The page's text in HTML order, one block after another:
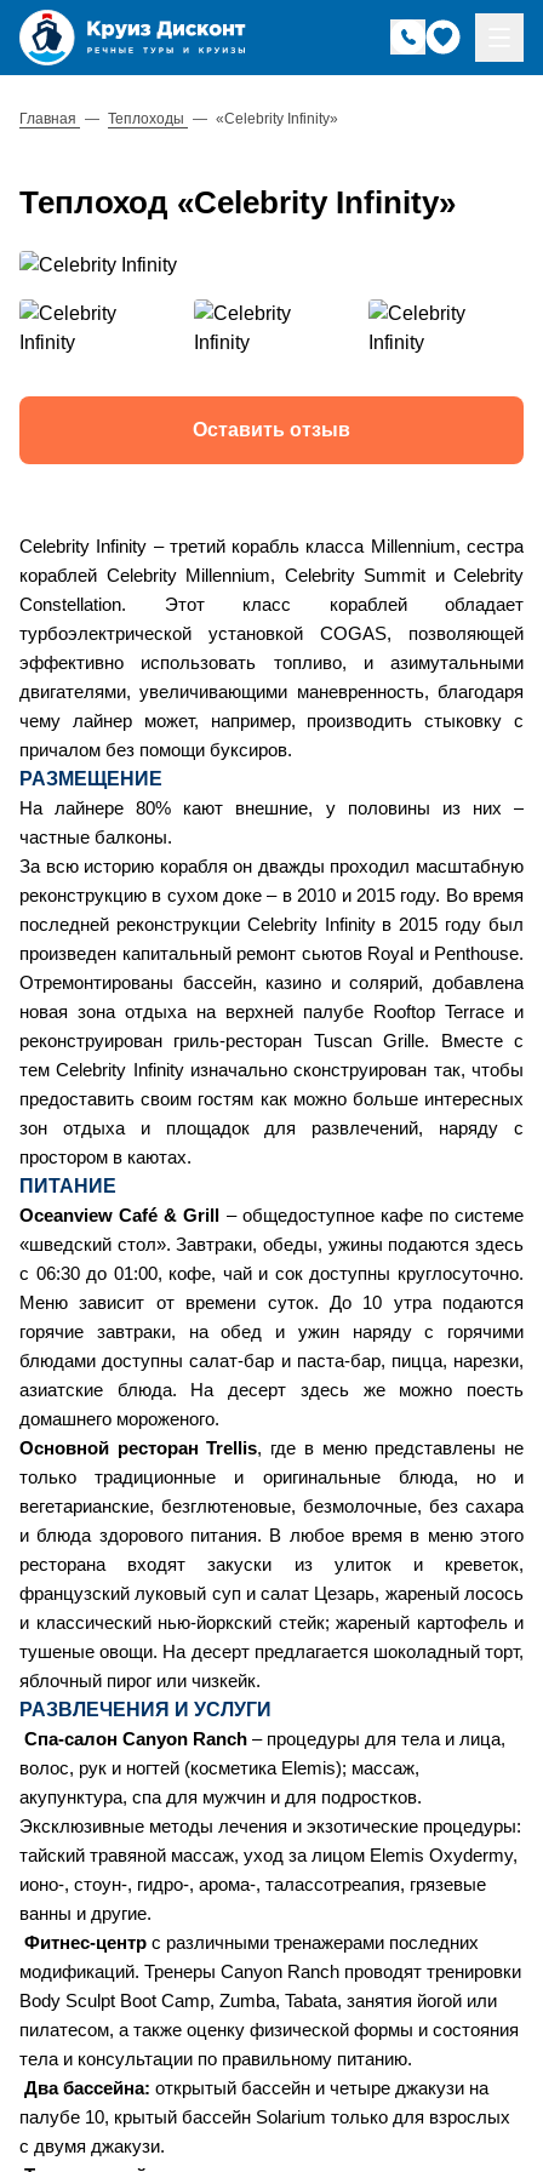
Главная — Теплоходы — «Celebrity Infinity»
Теплоход «Celebrity Infinity»
Оставить отзыв
Celebrity Infinity – третий корабль класса Millennium, сестра
кораблей Celebrity Millennium, Celebrity Summit и Celebrity
Constellation. Этот класс кораблей обладает
турбоэлектрической установкой COGAS, позволяющей
эффективно использовать топливо, и азимутальными
двигателями, увеличивающими маневренность, благодаря
чему лайнер может, например, производить стыковку с
причалом без помощи буксиров.
РАЗМЕЩЕНИЕ
На лайнере 80% кают внешние, у половины из них –
частные балконы.
За всю историю корабля он дважды проходил масштабную
реконструкцию в сухом доке – в 2010 и 2015 году. Во время
последней реконструкции Celebrity Infinity в 2015 году был
произведен капитальный ремонт сьютов Royal и Penthouse.
Отремонтированы бассейн, казино и солярий, добавлена
новая зона отдыха на верхней палубе Rooftop Terrace и
реконструирован гриль-ресторан Tuscan Grille. Вместе с
тем Celebrity Infinity изначально сконструирован так, чтобы
предоставить своим гостям как можно больше интересных
зон отдыха и площадок для развлечений, наряду с
простором в каютах.
ПИТАНИЕ
Oceanview Café & Grill
– общедоступное кафе по системе
«шведский стол». Завтраки, обеды, ужины подаются здесь
с 06:30 до 01:00, кофе, чай и сок доступны круглосуточно.
Меню зависит от времени суток. До 10 утра подаются
горячие завтраки, на обед и ужин наряду с горячими
блюдами доступны салат-бар и паста-бар, пицца, нарезки,
азиатские блюда. На десерт здесь же можно поесть
домашнего мороженого.
Основной ресторан Trellis, где в меню представлены не
только традиционные и оригинальные блюда, но и
вегетарианские, безглютеновые, безмолочные, без сахара
и блюда здорового питания. В любое время в меню этого
ресторана входят закуски из улиток и креветок,
французский луковый суп и салат Цезарь, жареный лосось
и классический нью-йоркский стейк; жареный картофель и
тушеные овощи. На десерт предлагается шоколадный торт,
яблочный пирог или чизкейк.
РАЗВЛЕЧЕНИЯ И УСЛУГИ
Спа-салон Canyon Ranch – процедуры для тела и лица,
волос, рук и ногтей (косметика Elemis); массаж,
акупунктура, спa для мужчин и для подростков.
Эксклюзивные методы лечения и экзотические процедуры:
тайский травяной массаж, уход за лицом Elemis Oxydermy,
ионо-, стоун-, гидро-, арома-, талассотреапия, грязевые
ванны и другие.
Фитнес-центр с различными тренажерами последних
модификаций. Тренеры Canyon Ranch проводят тренировки
Body Sculpt Boot Camp, Zumba, Tabata, занятия йогой или
пилатесом, а также оценку физической формы и состояния
тела и консультации по правильному питанию.
Два бассейна: открытый бассейн и четыре джакузи на
палубе 10, крытый бассейн Solarium только для взрослых
с двумя джакузи.